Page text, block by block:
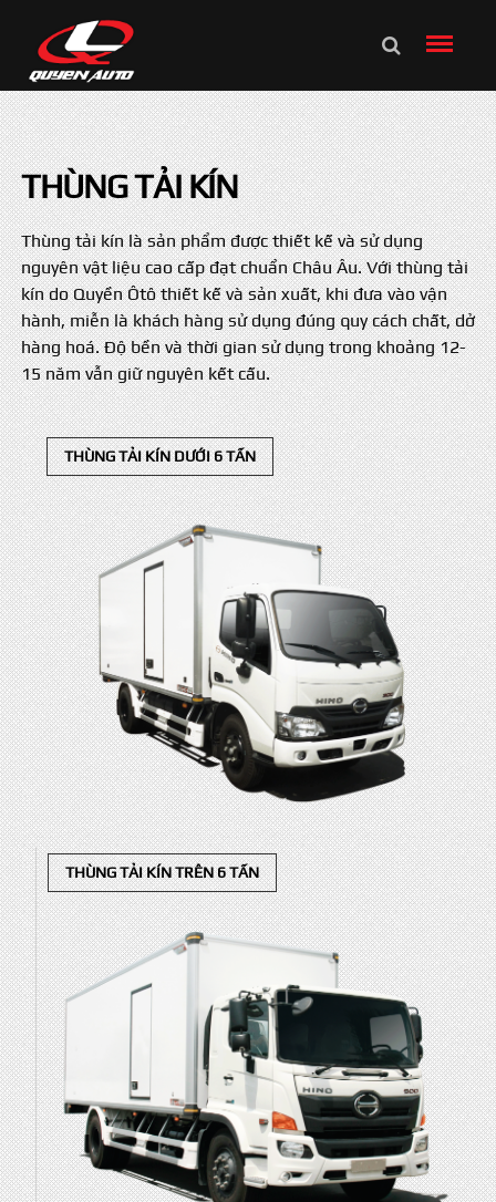
THÙNG TẢI KÍN
Thùng tải kín là sản phẩm được thiết kế và sử dụng
nguyên vật liệu cao cấp đạt chuẩn Châu Âu. Với thùng tải
kín do Quyền Ôtô thiết kế và sản xuất, khi đưa vào vận
hành, miễn là khách hàng sử dụng đúng quy cách chất, dở
hàng hoá. Độ bền và thời gian sử dụng trong khoảng 12-
15 năm vẫn giữ nguyên kết cấu.
THÙNG TẢI KÍN DƯỚI 6 TẤN
THÙNG TẢI KÍN TRÊN 6 TẤN